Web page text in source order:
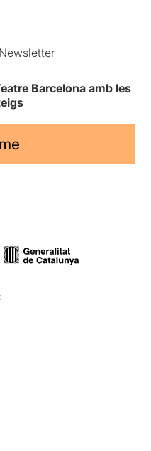
Barcelona amb les